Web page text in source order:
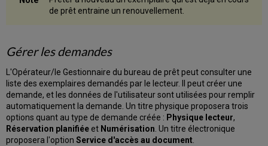
lecteur
Accéder
à
la
page
Demandes
Demander
des
de prêt entraine un renouvellement.
Gérer les demandes
L'Opérateur/le Gestionnaire du bureau de prêt peut consulter une
liste des exemplaires demandés par le lecteur. Il peut créer une
demande, et les données de l'utilisateur sont utilisées pour remplir
automatiquement la demande. Un titre physique proposera trois
options quant au type de demande créée : Physique lecteur,
Réservation planifiée et Numérisation. Un titre électronique
proposera l'optionService d'accès au document.